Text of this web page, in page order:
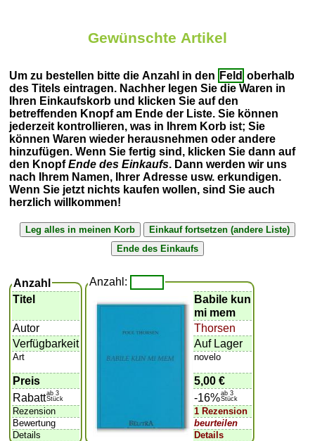
Gewünschte Artikel
Um zu bestellen bitte die Anzahl in den Feld oberhalb
des Titels eintragen. Nachher legen Sie die Waren in
Ihren Einkaufskorb und klicken Sie auf den
betreffenden Knopf am Ende der Liste. Sie können
jederzeit kontrollieren, was in Ihrem Korb ist; Sie
können Waren wieder herausnehmen oder andere
hinzufügen. Wenn Sie fertig sind, klicken Sie dann auf
den KnopfEnde des Einkaufs. Dann werden wir uns
nach Ihrem Namen, Ihrer Adresse usw. erkundigen.
Wenn Sie jetzt nichts kaufen wollen, sind Sie auch
herzlich willkommen!
Anzahl
Titel
Autor
Verfügbarkeit
Art
Preis
Rabattab 3
Stück
Rezension
Bewertung
Details
Anzahl:
Babile kun
mi mem
Thorsen
Auf Lager
novelo
5,00 €
-16%ab 3
Stück
1 Rezension
beurteilen
Details